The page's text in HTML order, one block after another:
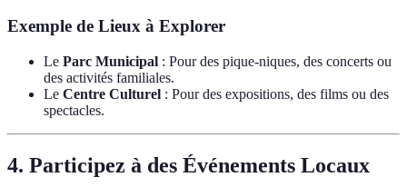
Exemple de Lieux à Explorer
Le Parc Municipal : Pour des pique-niques, des concerts ou
des activités familiales.
Le Centre Culturel : Pour des expositions, des films ou des
spectacles.
4. Participez à des Événements Locaux